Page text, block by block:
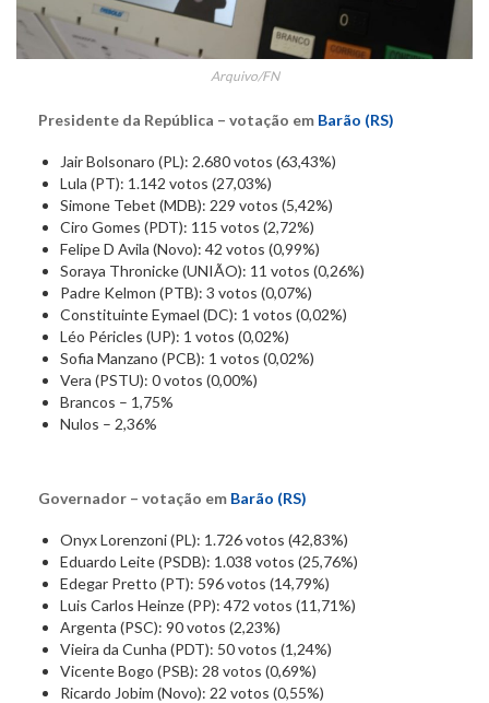
Arquivo/FN
Presidente da República – votação em Barão (RS)
Jair Bolsonaro (PL): 2.680 votos (63,43%)
Lula (PT): 1.142 votos (27,03%)
Simone Tebet (MDB): 229 votos (5,42%)
Ciro Gomes (PDT): 115 votos (2,72%)
Felipe D Avila (Novo): 42 votos (0,99%)
Soraya Thronicke (UNIÃO): 11 votos (0,26%)
Padre Kelmon (PTB): 3 votos (0,07%)
Constituinte Eymael (DC): 1 votos (0,02%)
Léo Péricles (UP): 1 votos (0,02%)
Sofia Manzano (PCB): 1 votos (0,02%)
Vera (PSTU): 0 votos (0,00%)
Brancos – 1,75%
Nulos – 2,36%
Governador – votação em Barão (RS)
Onyx Lorenzoni (PL): 1.726 votos (42,83%)
Eduardo Leite (PSDB): 1.038 votos (25,76%)
Edegar Pretto (PT): 596 votos (14,79%)
Luis Carlos Heinze (PP): 472 votos (11,71%)
Argenta (PSC): 90 votos (2,23%)
Vieira da Cunha (PDT): 50 votos (1,24%)
Vicente Bogo (PSB): 28 votos (0,69%)
Ricardo Jobim (Novo): 22 votos (0,55%)